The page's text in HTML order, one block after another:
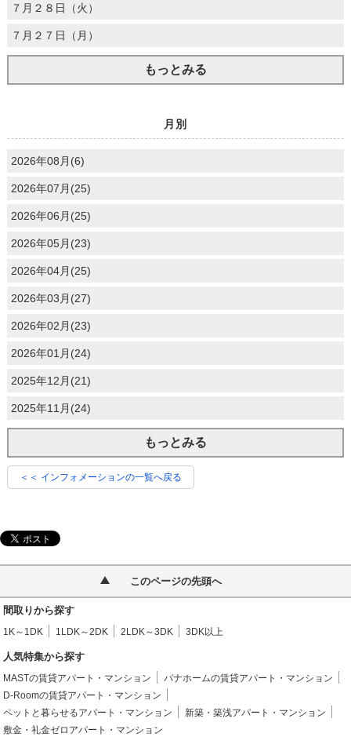
７月２８日（火）
７月２７日（月）
もっとみる
月別
2026年08月(6)
2026年07月(25)
2026年06月(25)
2026年05月(23)
2026年04月(25)
2026年03月(27)
2026年02月(23)
2026年01月(24)
2025年12月(21)
2025年11月(24)
もっとみる
＜＜ インフォメーションの一覧へ戻る
このページの先頭へ
間取りから探す
1K～1DK 1LDK～2DK 2LDK～3DK 3DK以上
人気特集から探す
MASTの賃貸アパート・マンション
パナホームの賃貸アパート・マンション
D-Roomの賃貸アパート・マンション
ペットと暮らせるアパート・マンション
新築・築浅アパート・マンション
敷金・礼金ゼロアパート・マンション